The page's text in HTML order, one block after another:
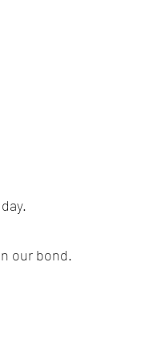
our bond.